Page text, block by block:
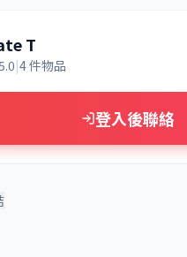
T
|4 件物品
登入後聯絡